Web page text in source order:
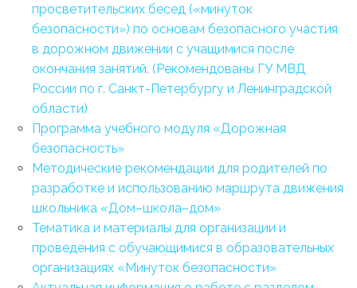
просветительских бесед («минуток
безопасности») по основам безопасного участия
в дорожном движении с учащимися после
окончания занятий. (Рекомендованы ГУ МВД
России по г. Санкт-Петербургу и Ленинградской
области)
Программа учебного модуля «Дорожная
безопасность»
Методические рекомендации для родителей по
разработке и использованию маршрута движения
школьника «Дом–школа–дом»
Тематика и материалы для организации и
проведения с обучающимися в образовательных
организациях «Минуток безопасности»